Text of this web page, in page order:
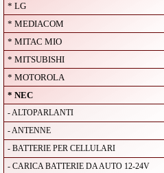
* LG
* MEDIACOM
* MITAC MIO
* MITSUBISHI
* MOTOROLA
* NEC
- ALTOPARLANTI
- ANTENNE
- BATTERIE PER CELLULARI
- CARICA BATTERIE DA AUTO 12-24V